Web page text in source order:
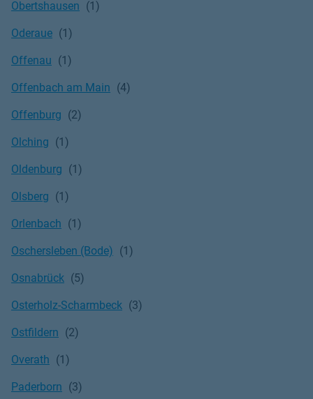
Obertshausen
Oderaue
Offenau
Offenbach am Main
Offenburg
Olching
Oldenburg
Olsberg
Orlenbach
Oschersleben (Bode)
Osnabrück
Osterholz-Scharmbeck
Ostfildern
Overath
Paderborn